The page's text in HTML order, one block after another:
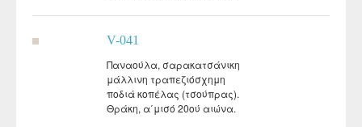
V-041
Παναούλα, σαρακατσάνικη
μάλλινη τραπεζιόσχημη
ποδιά κοπέλας (τσούπρας).
Θράκη, α΄μισό 20ού αιώνα.